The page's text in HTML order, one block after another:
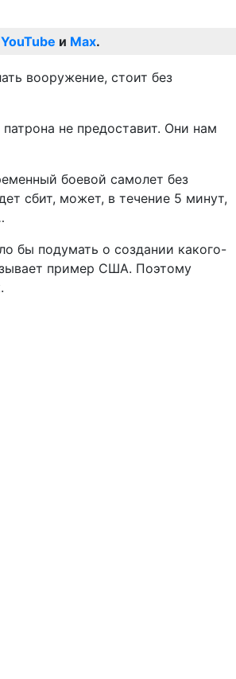
YouTube и Max.
вооружение, стоит без
не предоставит. Они нам
боевой самолет без
сбит, может, в течение 5 минут,
бы подумать о создании какого-
пример США. Поэтому